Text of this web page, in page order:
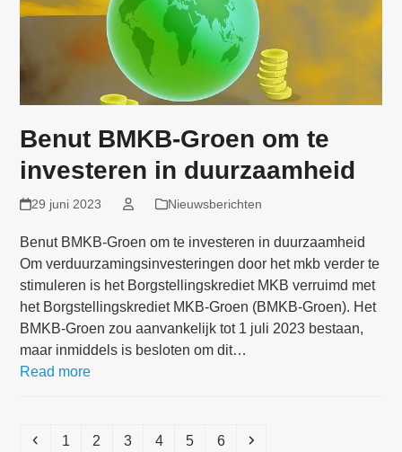
Benut BMKB-Groen om te
investeren in duurzaamheid
29 juni 2023 Nieuwsberichten
Benut BMKB-Groen om te investeren in duurzaamheid
Om verduurzamingsinvesteringen door het mkb verder te
stimuleren is het Borgstellingskrediet MKB verruimd met
het Borgstellingskrediet MKB-Groen (BMKB-Groen). Het
BMKB-Groen zou aanvankelijk tot 1 juli 2023 bestaan,
maar inmiddels is besloten om dit…
Read more
Previous
Page
1 Page
2 Page
3 Page
4 Page
5 Page
6 Next